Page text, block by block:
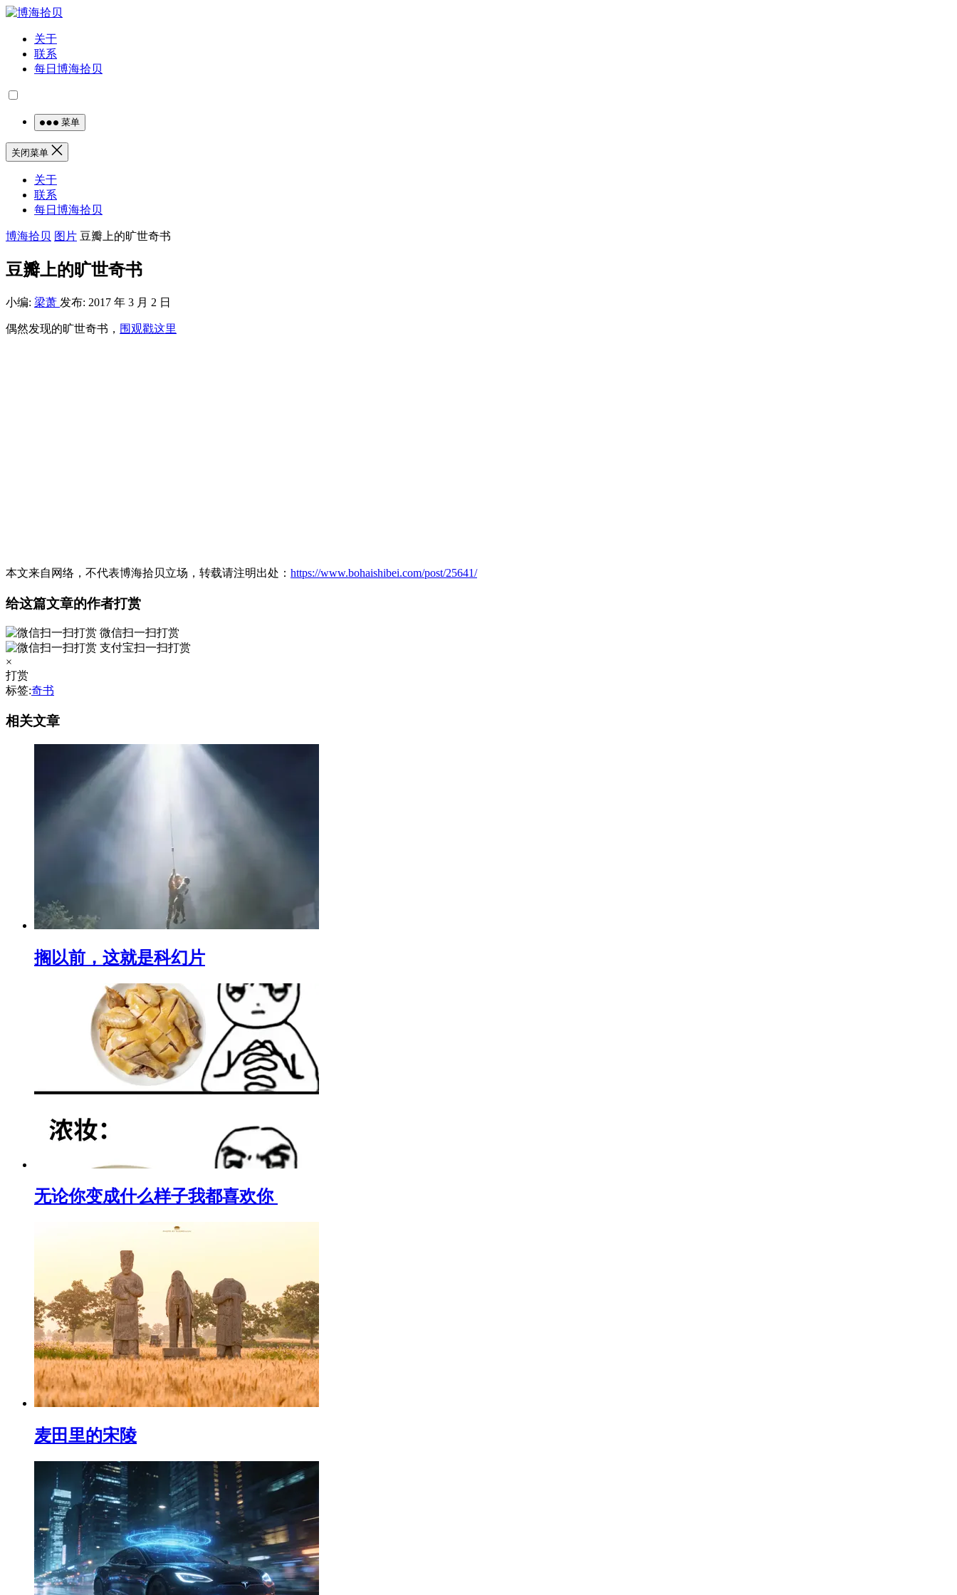
关于
联系
每日博海拾贝
菜单
关闭菜单
关于
联系
每日博海拾贝
博海拾贝 图片 豆瓣上的旷世奇书
豆瓣上的旷世奇书
小编: 梁萧 发布: 2017 年 3 月 2 日
偶然发现的旷世奇书， 围观戳这里
本文来自网络，不代表博海拾贝立场，转载请注明出处： https://www.bohaishibei.com/post/25641/
给这篇文章的作者打赏
微信扫一扫打赏
支付宝扫一扫打赏
×
打赏
标签:奇书
相关文章
搁以前，这就是科幻片
无论你变成什么样子我都喜欢你 ​​​
麦田里的宋陵